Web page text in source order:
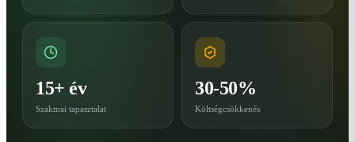
15+ év
Szakmai tapasztalat
30-50%
Költségcsökkenés